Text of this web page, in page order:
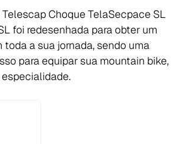
Choque TelaSecpace SL
foi redesenhada para obter um
a sua jornada, sendo uma
para equipar sua mountain bike,